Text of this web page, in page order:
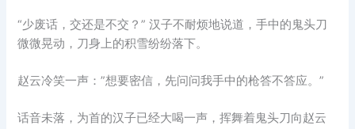
“少废话，交还是不交？” 汉子不耐烦地说道，手中的鬼头刀
微微晃动，刀身上的积雪纷纷落下。
赵云冷笑一声：”想要密信，先问问我手中的枪答不答应。”
话音未落，为首的汉子已经大喝一声，挥舞着鬼头刀向赵云